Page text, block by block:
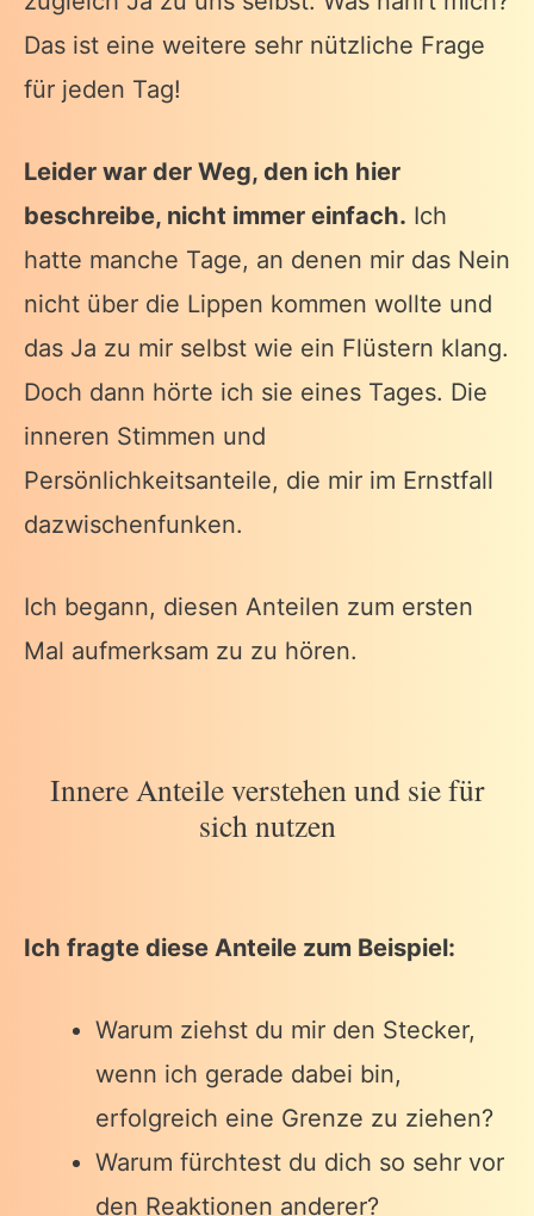
Das ist eine weitere sehr nützliche Frage
für jeden Tag!
Leider war der Weg, den ich hier
beschreibe, nicht immer einfach. Ich
hatte manche Tage, an denen mir das Nein
nicht über die Lippen kommen wollte und
das Ja zu mir selbst wie ein Flüstern klang.
Doch dann hörte ich sie eines Tages. Die
inneren Stimmen und
Persönlichkeitsanteile, die mir im Ernstfall
dazwischenfunken.
Ich begann, diesen Anteilen zum ersten
Mal aufmerksam zu zu hören.
Innere Anteile verstehen und sie für
sich nutzen
Ich fragte diese Anteile zum Beispiel:
Warum ziehst du mir den Stecker,
wenn ich gerade dabei bin,
erfolgreich eine Grenze zu ziehen?
Warum fürchtest du dich so sehr vor
den Reaktionen anderer?